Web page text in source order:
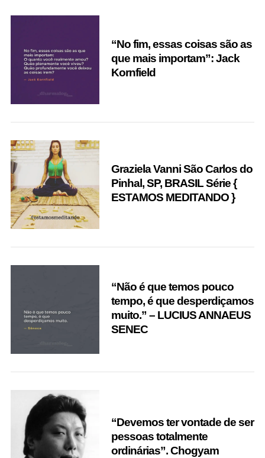
“No fim, essas coisas são as
que mais importam”: Jack
Kornfield
Graziela Vanni São Carlos do
Pinhal, SP, BRASIL Série {
ESTAMOS MEDITANDO }
“Não é que temos pouco
tempo, é que desperdiçamos
muito.” – LUCIUS ANNAEUS
SENEC
“Devemos ter vontade de ser
pessoas totalmente
ordinárias”. Chogyam